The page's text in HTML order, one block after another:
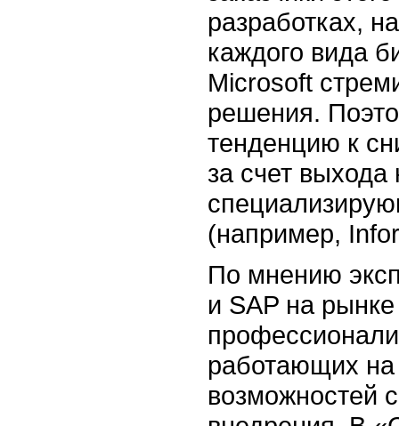
разработках,
каждого вида
Microsoft
решения.
тенденцию к
за счет выхода
(например,
По мнению
и SAP на
работающих на
возможностей